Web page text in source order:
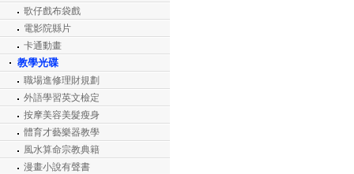
歌仔戲布袋戲
電影院縣片
卡通動畫
教學光碟
職場進修理財規劃
外語學習英文檢定
按摩美容美髮瘦身
體育才藝樂器教學
風水算命宗教典籍
漫畫小說有聲書